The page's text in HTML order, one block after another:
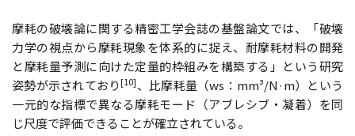
摩耗の破壊論に関する精密工学会誌の基盤論文では、「破壊
力学の視点から摩耗現象を体系的に捉え、耐摩耗材料の開発
と摩耗量予測に向けた定量的枠組みを構築する」という研究
姿勢が示されており[10]、比摩耗量（ws：mm³/N·m）という
一元的な指標で異なる摩耗モード（アブレシブ・凝着）を同
じ尺度で評価できることが確立されている。